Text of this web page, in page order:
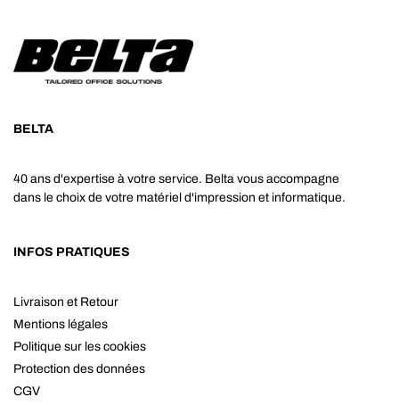
BELTA
40 ans d'expertise à votre service. Belta vous accompagne
dans le choix de votre matériel d'impression et informatique.
INFOS PRATIQUES
Livraison et Retour
Mentions légales
Politique sur les cookies
Protection des données
CGV